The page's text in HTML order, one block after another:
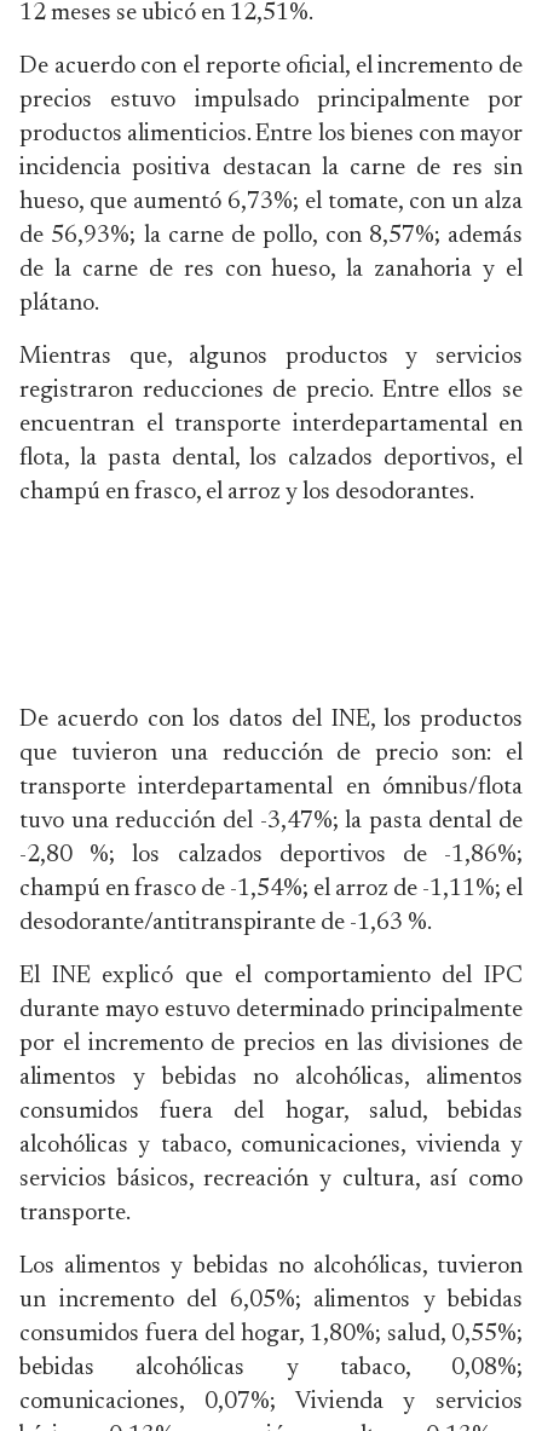
12 meses se ubicó en 12,51%.
De acuerdo con el reporte oficial, el incremento de
precios estuvo impulsado principalmente por
productos alimenticios. Entre los bienes con mayor
incidencia positiva destacan la carne de res sin
hueso, que aumentó 6,73%; el tomate, con un alza
de 56,93%; la carne de pollo, con 8,57%; además
de la carne de res con hueso, la zanahoria y el
plátano.
Mientras que, algunos productos y servicios
registraron reducciones de precio. Entre ellos se
encuentran el transporte interdepartamental en
flota, la pasta dental, los calzados deportivos, el
champú en frasco, el arroz y los desodorantes.
De acuerdo con los datos del INE, los productos
que tuvieron una reducción de precio son: el
transporte interdepartamental en ómnibus/flota
tuvo una reducción del -3,47%; la pasta dental de
-2,80 %; los calzados deportivos de -1,86%;
champú en frasco de -1,54%; el arroz de -1,11%; el
desodorante/antitranspirante de -1,63 %.
El INE explicó que el comportamiento del IPC
durante mayo estuvo determinado principalmente
por el incremento de precios en las divisiones de
alimentos y bebidas no alcohólicas, alimentos
consumidos fuera del hogar, salud, bebidas
alcohólicas y tabaco, comunicaciones, vivienda y
servicios básicos, recreación y cultura, así como
transporte.
Los alimentos y bebidas no alcohólicas, tuvieron
un incremento del 6,05%; alimentos y bebidas
consumidos fuera del hogar, 1,80%; salud, 0,55%;
bebidas alcohólicas y tabaco, 0,08%;
comunicaciones, 0,07%; Vivienda y servicios